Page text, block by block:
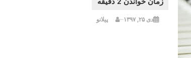
دی ۲۵, ۱۳۹۷ پیلانو